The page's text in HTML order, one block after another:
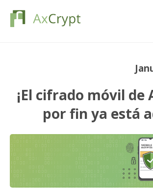
Nuestro producto
Recursos
¡El cifrado móvil de
por fin ya está